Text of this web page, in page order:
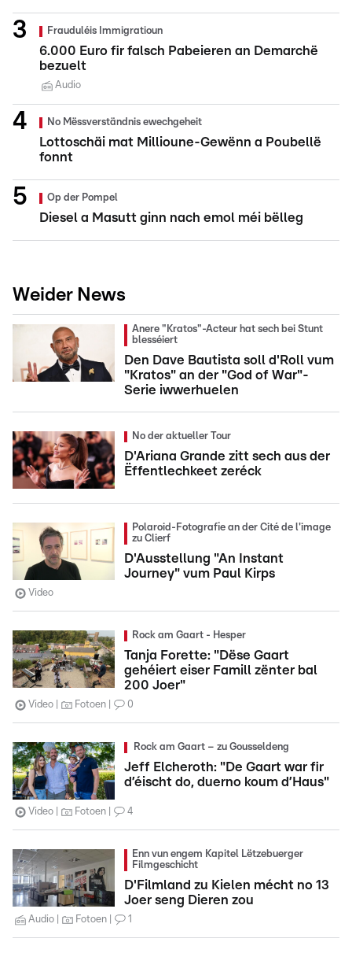
Frauduléis Immigratioun
6.000 Euro fir falsch Pabeieren an Demarchë
bezuelt
Audio
No Mëssverständnis ewechgeheit
Lottoschäi mat Millioune-Gewënn a Poubellë
fonnt
Op der Pompel
Diesel a Masutt ginn nach emol méi bëlleg
Weider News
Anere "Kratos"-Acteur hat sech bei Stunt
blesséiert
Den Dave Bautista soll d'Roll vum
"Kratos" an der "God of War"-
Serie iwwerhuelen
No der aktueller Tour
D'Ariana Grande zitt sech aus der
Ëffentlechkeet zeréck
Polaroid-Fotografie an der Cité de l'image
zu Clierf
D'Ausstellung "An Instant
Journey" vum Paul Kirps
Video
Rock am Gaart - Hesper
Tanja Forette: "Dëse Gaart
gehéiert eiser Famill zënter bal
200 Joer"
Video Fotoen 0
Rock am Gaart – zu Gousseldeng
Jeff Elcheroth: "De Gaart war fir
d’éischt do, duerno koum d’Haus"
Video Fotoen 4
Enn vun engem Kapitel Lëtzebuerger
Filmgeschicht
D'Filmland zu Kielen mécht no 13
Joer seng Dieren zou
Audio Fotoen 1